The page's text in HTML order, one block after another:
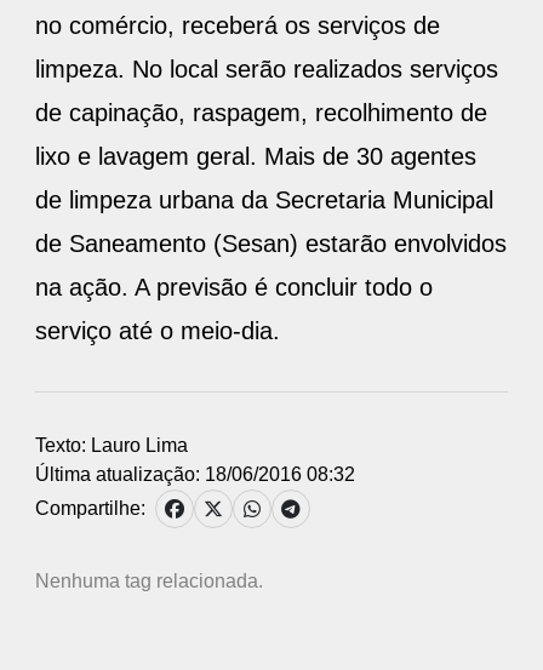
no comércio, receberá os serviços de
limpeza. No local serão realizados serviços
de capinação, raspagem, recolhimento de
lixo e lavagem geral. Mais de 30 agentes
de limpeza urbana da Secretaria Municipal
de Saneamento (Sesan) estarão envolvidos
na ação. A previsão é concluir todo o
serviço até o meio-dia.
Texto: Lauro Lima
Última atualização: 18/06/2016 08:32
Compartilhe:
Nenhuma tag relacionada.